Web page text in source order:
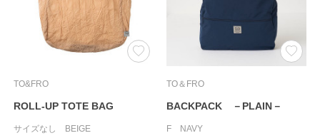
TO&FRO
ROLL-UP TOTE BAG
サイズなし BEIGE
TO＆FRO
BACKPACK －PLAIN－
F NAVY